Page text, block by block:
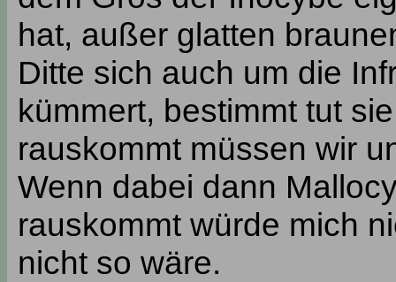
hat, außer glatten
Ditte sich auch um die
kümmert, bestimmt tut
rauskommt müssen wir
Wenn dabei dann
rauskommt würde mich
nicht so wäre.